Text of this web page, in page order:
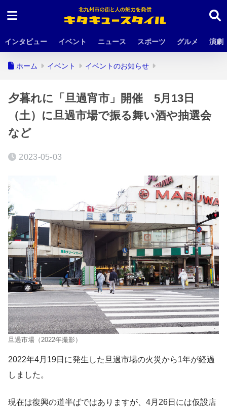
インタビュー イベント ニュース スポーツ グルメ 演劇
ホーム イベント イベントのお知らせ
夕暮れに「旦過宵市」開催 5月13日
（土）に旦過市場で振る舞い酒や抽選会
など
2023-05-03
旦過市場（2022年撮影）
2022年4月19日に発生した旦過市場の火災から1年が経過
しました。
現在は復興の道半ばではありますが、4月26日には仮設店